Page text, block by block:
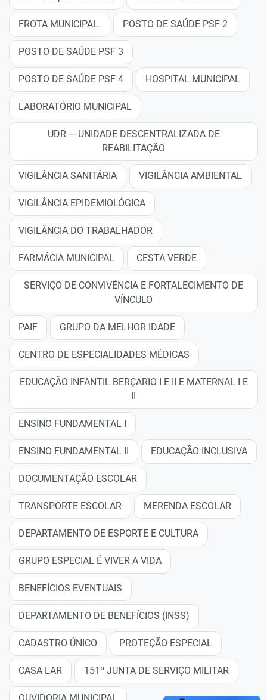
FROTA MUNICIPAL. POSTO DE SAÚDE PSF 2
POSTO DE SAÚDE PSF 3
POSTO DE SAÚDE PSF 4 HOSPITAL MUNICIPAL
LABORATÓRIO MUNICIPAL
UDR — UNIDADE DESCENTRALIZADA DE
REABILITAÇÃO
VIGILÂNCIA SANITÁRIA VIGILÂNCIA AMBIENTAL
VIGILÂNCIA EPIDEMIOLÓGICA
VIGILÂNCIA DO TRABALHADOR
FARMÁCIA MUNICIPAL CESTA VERDE
SERVIÇO DE CONVIVÊNCIA E FORTALECIMENTO DE
VÍNCULO
PAIF GRUPO DA MELHOR IDADE
CENTRO DE ESPECIALIDADES MÉDICAS
EDUCAÇÃO INFANTIL BERÇARIO I E II E MATERNAL I E
ENSINO FUNDAMENTAL I
ENSINO FUNDAMENTAL II EDUCAÇÃO INCLUSIVA
DOCUMENTAÇÃO ESCOLAR
TRANSPORTE ESCOLAR MERENDA ESCOLAR
DEPARTAMENTO DE ESPORTE E CULTURA
GRUPO ESPECIAL É VIVER A VIDA
BENEFÍCIOS EVENTUAIS
DEPARTAMENTO DE BENEFÍCIOS (INSS)
CADASTRO ÚNICO PROTEÇÃO ESPECIAL
CASA LAR 151º JUNTA DE SERVIÇO MILITAR